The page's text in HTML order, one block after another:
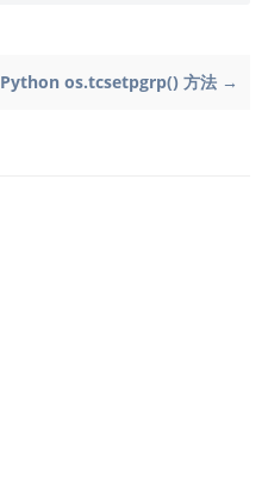
Python os.tcsetpgrp() 方法 →